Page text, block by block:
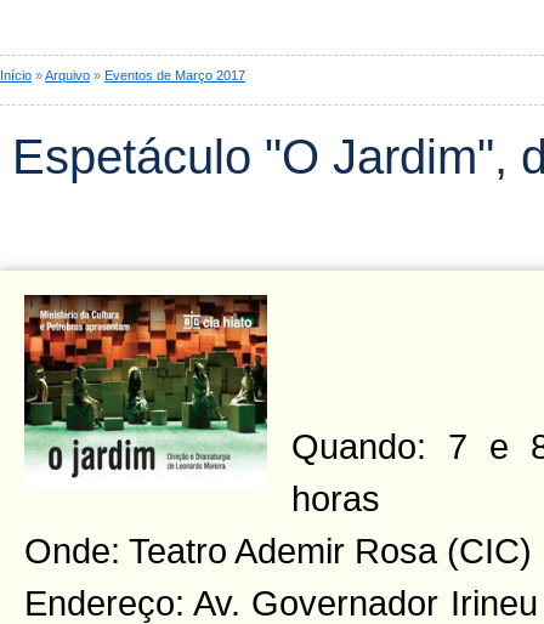
Início »Arquivo » Eventos de Março 2017
Espetáculo "O Jardim",
Quando: 7 e
horas
Onde: Teatro Ademir Rosa (CIC)
Endereço: Av. Governador